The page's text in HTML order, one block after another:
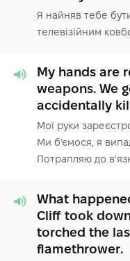
Я найняв тебе
телевізійним
My hands are
weapons. We
accidentally
Мої руки
Ми б'ємося, я
Потрапляю до
What
Cliff took
torched the
flamethrower.